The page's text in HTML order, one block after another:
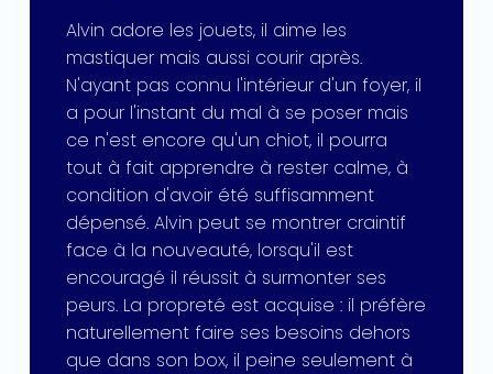
Alvin adore les jouets, il aime les
mastiquer mais aussi courir après.
N'ayant pas connu l'intérieur d'un foyer, il
a pour l'instant du mal à se poser mais
ce n'est encore qu'un chiot, il pourra
tout à fait apprendre à rester calme, à
condition d'avoir été suffisamment
dépensé. Alvin peut se montrer craintif
face à la nouveauté, lorsqu'il est
encouragé il réussit à surmonter ses
peurs. La propreté est acquise : il préfère
naturellement faire ses besoins dehors
que dans son box, il peine seulement à